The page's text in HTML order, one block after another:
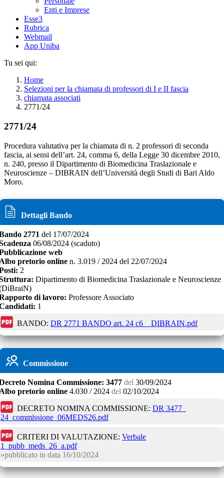
Enti e Imprese
Esse3
Rubrica
Webmail
App Uniba
Tu sei qui:
Home
Selezioni per la chiamata di professori di I e II fascia
chiamata associati
2771/24
2771/24
Procedura valutativa per la chiamata di n. 2 professori di seconda
fascia, ai sensi dell’art. 24, comma 6, della Legge 30 dicembre 2010,
n. 240, presso il Dipartimento di Biomedicina Traslazionale e
Neuroscienze – DIBRAIN dell’Università degli Studi di Bari Aldo
Moro.
Dettagli Bando
2771 del 17/07/2024
06/08/2024 (scaduto)
web
pretorio online n. 3.019 / 2024 del 22/07/2024
2
Dipartimento di Biomedicina Traslazionale e Neuroscienze
di lavoro: Professore Associato
1
BANDO: DR 2771 BANDO art. 24 c6 _ DIBRAIN.pdf
Commissione
Nomina Commissione: 3477 del 30/09/2024
pretorio online 4.030 / 2024 del 02/10/2024
DECRETO NOMINA COMMISSIONE: DR 3477_
24_commissione_06MEDS26.pdf
CRITERI DI VALUTAZIONE: Verbale
1_pubb_meds_26_a.pdf
pubblicato in data 16/10/2024